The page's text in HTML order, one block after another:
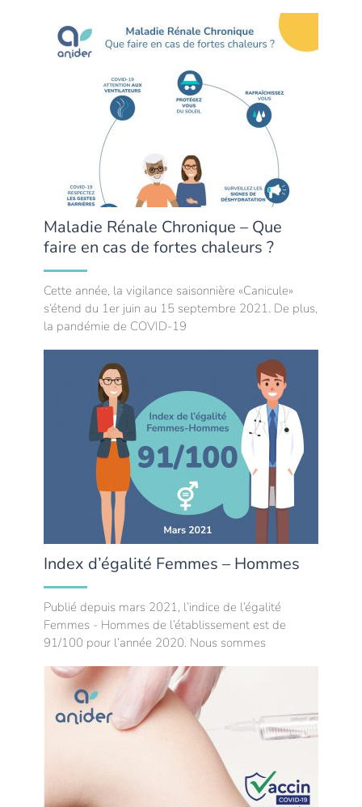
Maladie Rénale Chronique – Que
faire en cas de fortes chaleurs ?
Cette année, la vigilance saisonnière «Canicule»
s’étend du 1er juin au 15 septembre 2021. De plus,
la pandémie de COVID-19
Index d’égalité Femmes – Hommes
Publié depuis mars 2021, l’indice de l’égalité
Femmes - Hommes de l’établissement est de
91/100 pour l’année 2020. Nous sommes